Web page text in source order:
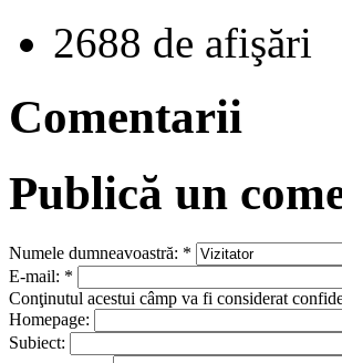
2688 de afişări
Comentarii
Publică un
Numele dumneavoastră: *
E-mail: *
Conţinutul acestui câmp va fi considerat
Homepage:
Subiect: